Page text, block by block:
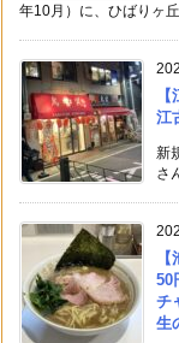
年10月）に、ひばりヶ
江
新
さ
50
チ
生